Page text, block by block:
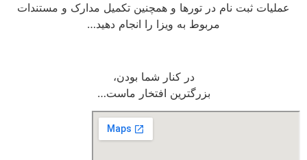
عملیات ثبت نام در تورها و همچنین تکمیل مدارک و مستندات
مربوط به ویزا را انجام دهید…
در کنار شما بودن،
بزرگترین افتخار ماست…